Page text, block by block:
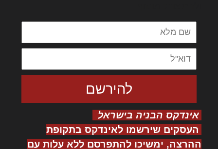
אינדקס הבניה בישראל
העסקים שירשמו לאינדקס בתקופת
ההרצה, ימשיכו להתפרסם ללא עלות עם